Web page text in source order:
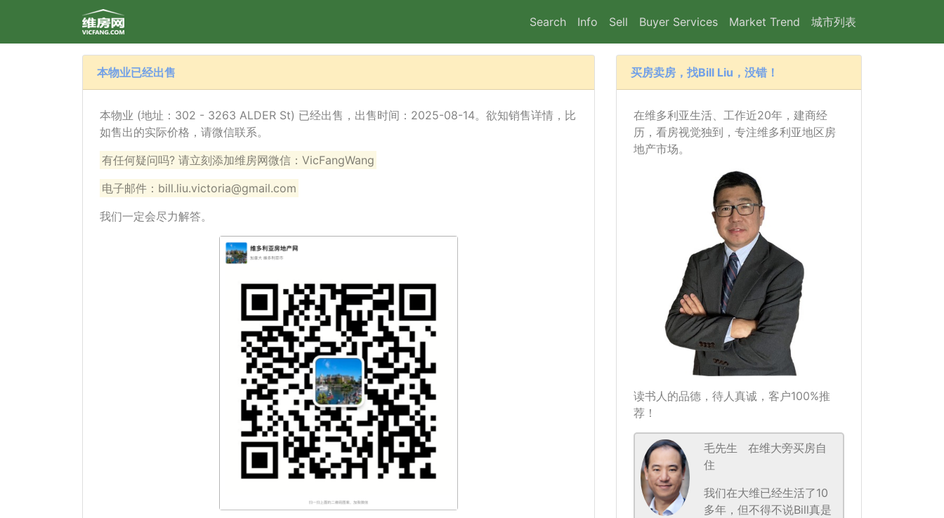
Search Info Sell Buyer Services Market Trend 城市列表
本物业已经出售
本物业 (地址：302 - 3263 ALDER St) 已经出售，出售时间：2025-08-14。欲知销售详情，比
如售出的实际价格，请微信联系。
有任何疑问吗? 请立刻添加维房网微信：VicFangWang
电子邮件：bill.liu.victoria@gmail.com
我们一定会尽力解答。
买房卖房，找Bill Liu，没错！
在维多利亚生活、工作近20年，建商经
历，看房视觉独到，专注维多利亚地区房
地产市场。
读书人的品德，待人真诚，客户100%推
荐！
毛先生
在维大旁买房自
住
我们在大维已经生活了10
多年，但不得不说Bill真是